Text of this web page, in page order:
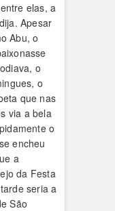
elas, a
Apesar
Abu, o
o
o
que nas
via a bela
o
encheu
a
da Festa
seria a
São